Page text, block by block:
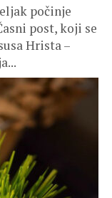
počinje
post, koji se
Hrista –